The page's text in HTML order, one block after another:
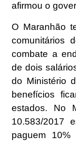
afirmou o
O Maranhão
comunitários
combate a
de dois
do Ministério
benefícios
estados. No
10.583/2017
paguem